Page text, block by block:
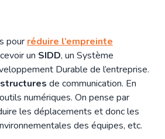
pour réduire l’empreinte
un SIDD, un Système
Durable de l’entreprise.
de communication. En
numériques. On pense par
les déplacements et donc les
des équipes, etc.